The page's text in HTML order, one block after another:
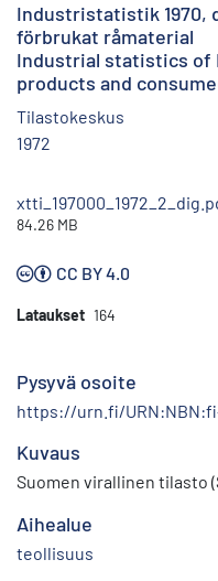
Industristatistik 1970,
förbrukat råmaterial
Industrial statistics of
products and
Tilastokeskus
1972
84.26 MB
CC BY 4.0
Lataukset 164
Pysyvä osoite
https://urn.fi/URN:NBN:fi-
Kuvaus
Suomen virallinen tilasto
Aihealue
teollisuus